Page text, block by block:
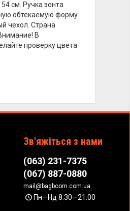
см. Ручка зонта
обтекаемую форму
чехол. Страна
В
проверку цвета
Зв'яжіться з нами
(063) 231-7375
(067) 887-0880
mail@bagboom.com.ua
Пн—Нд 8:30—21:00